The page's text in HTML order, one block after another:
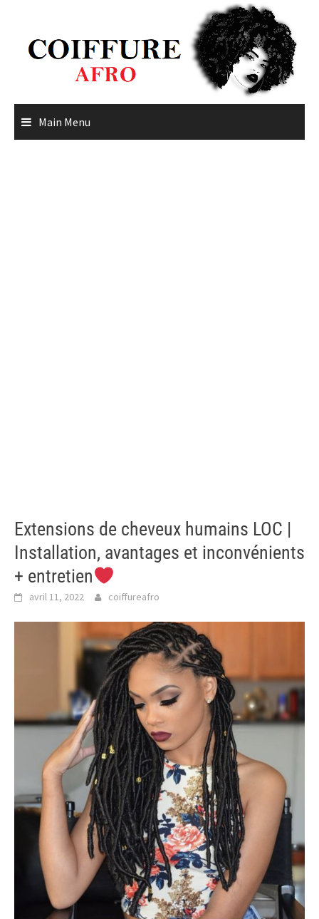
content
Main Menu
Extensions de cheveux humains LOC |
Installation, avantages et inconvénients
+ entretien
avril 11, 2022 coiffureafro